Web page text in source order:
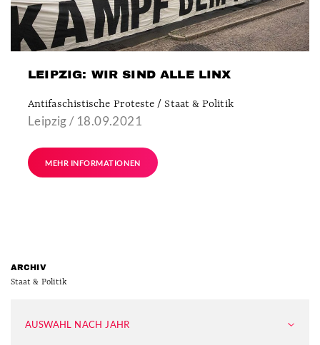
LEIPZIG: WIR SIND ALLE LINX
Antifaschistische Proteste / Staat & Politik
Leipzig / 18.09.2021
MEHR INFORMATIONEN
ARCHIV
Staat & Politik
AUSWAHL NACH JAHR